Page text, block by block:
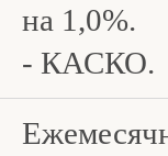
на 1,0%.
- КАСКО.